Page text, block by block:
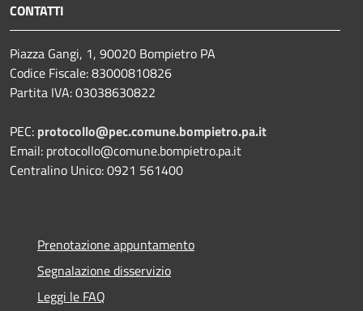
CONTATTI
Piazza Gangi, 1, 90020 Bompietro PA
Codice Fiscale: 83000810826
Partita IVA: 03038630822
PEC: protocollo@pec.comune.bompietro.pa.it
Email: protocollo@comune.bompietro.pa.it
Centralino Unico: 0921 561400
Prenotazione appuntamento
Segnalazione disservizio
Leggi le FAQ